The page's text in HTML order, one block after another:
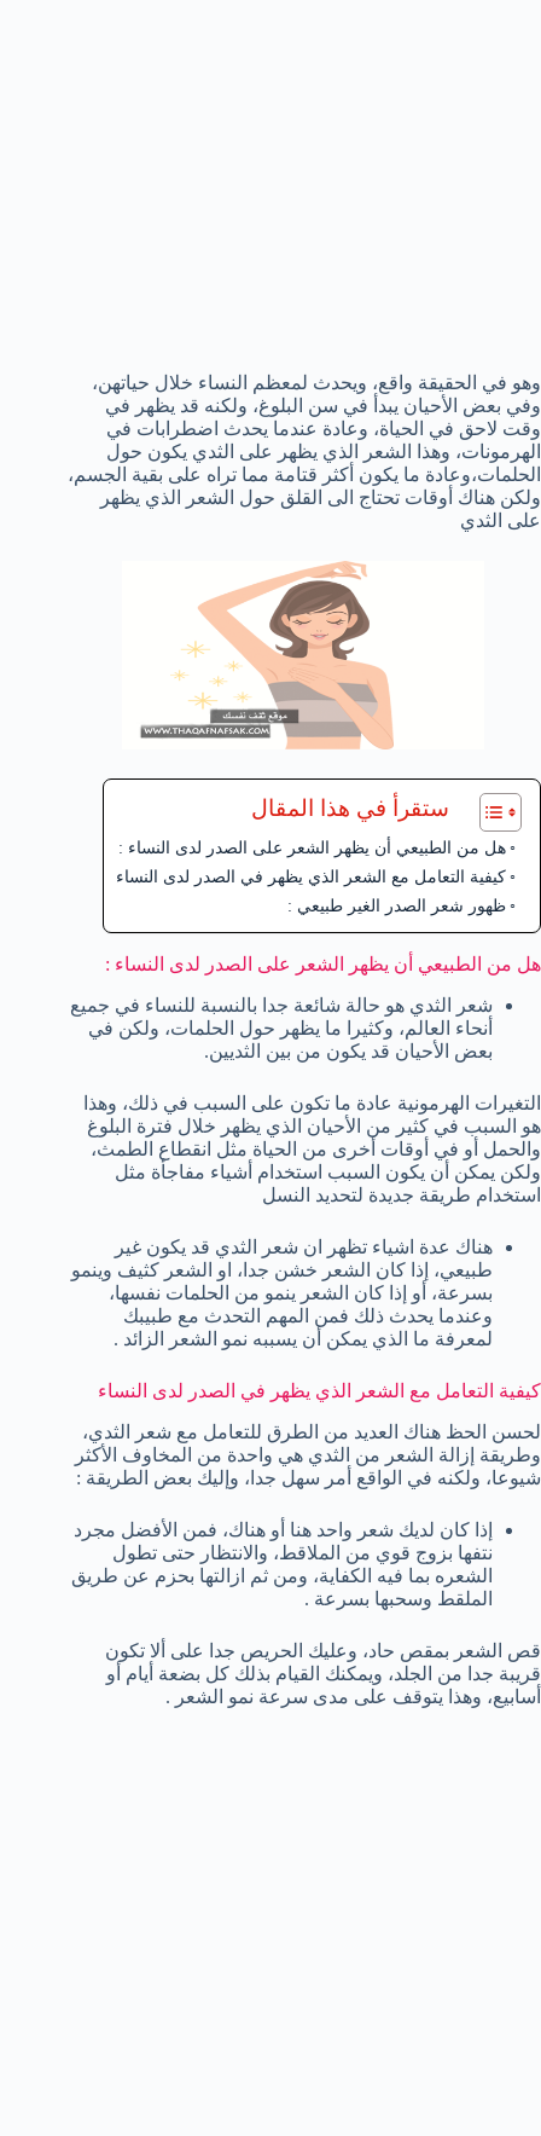
وهو في الحقيقة واقع، ويحدث لمعظم النساء خلال حياتهن،
وفي بعض الأحيان يبدأ في سن البلوغ، ولكنه قد يظهر في
وقت لاحق في الحياة، وعادة عندما يحدث اضطرابات في
الهرمونات، وهذا الشعر الذي يظهر على الثدي يكون حول
الحلمات،وعادة ما يكون أكثر قتامة مما تراه على بقية الجسم،
ولكن هناك أوقات تحتاج الى القلق حول الشعر الذي يظهر
على الثدي
ستقرأ في هذا المقال
هل من الطبيعي أن يظهر الشعر على الصدر لدى النساء :
كيفية التعامل مع الشعر الذي يظهر في الصدر لدى النساء
ظهور شعر الصدر الغير طبيعي :
هل من الطبيعي أن يظهر الشعر على الصدر لدى النساء :
شعر الثدي هو حالة شائعة جدا بالنسبة للنساء في جميع
أنحاء العالم، وكثيرا ما يظهر حول الحلمات، ولكن في
بعض الأحيان قد يكون من بين الثديين.
التغيرات الهرمونية عادة ما تكون على السبب في ذلك، وهذا
هو السبب في كثير من الأحيان الذي يظهر خلال فترة البلوغ
والحمل أو في أوقات أخرى من الحياة مثل انقطاع الطمث،
ولكن يمكن أن يكون السبب استخدام أشياء مفاجأة مثل
استخدام طريقة جديدة لتحديد النسل
هناك عدة اشياء تظهر ان شعر الثدي قد يكون غير
طبيعي، إذا كان الشعر خشن جدا، او الشعر كثيف وينمو
بسرعة، أو إذا كان الشعر ينمو من الحلمات نفسها،
وعندما يحدث ذلك فمن المهم التحدث مع طبيبك
لمعرفة ما الذي يمكن أن يسببه نمو الشعر الزائد .
كيفية التعامل مع الشعر الذي يظهر في الصدر لدى النساء
لحسن الحظ هناك العديد من الطرق للتعامل مع شعر الثدي،
وطريقة إزالة الشعر من الثدي هي واحدة من المخاوف الأكثر
شيوعا، ولكنه في الواقع أمر سهل جدا، وإليك بعض الطريقة :
إذا كان لديك شعر واحد هنا أو هناك، فمن الأفضل مجرد
نتفها بزوج قوي من الملاقط، والانتظار حتى تطول
الشعره بما فيه الكفاية، ومن ثم ازالتها بحزم عن طريق
الملقط وسحبها بسرعة .
قص الشعر بمقص حاد، وعليك الحريص جدا على ألا تكون
قريبة جدا من الجلد، ويمكنك القيام بذلك كل بضعة أيام أو
أسابيع، وهذا يتوقف على مدى سرعة نمو الشعر .